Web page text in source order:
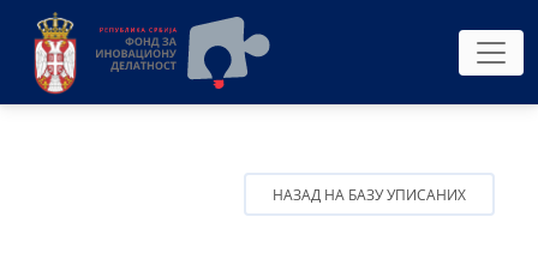
НАЗАД НА БАЗУ УПИСАНИХ